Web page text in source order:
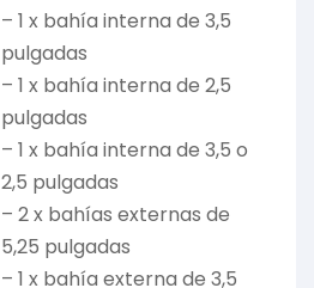
– 1 x bahía interna de 3,5
pulgadas
– 1 x bahía interna de 2,5
pulgadas
– 1 x bahía interna de 3,5 o
2,5 pulgadas
– 2 x bahías externas de
5,25 pulgadas
– 1 x bahía externa de 3,5